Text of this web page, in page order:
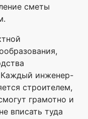
сметы
Каждый инженер-
строителем,
грамотно и
вписать туда